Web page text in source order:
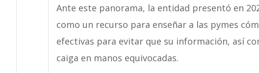
Ante este panorama, la entidad presentó en
como un recurso para enseñar a las pymes
efectivas para evitar que su información, así
caiga en manos equivocadas.